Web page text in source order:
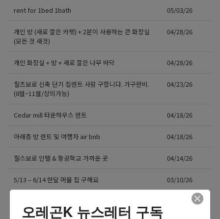
rent for 1bed 1bath 05/03/26
개인 방 (새로 깔은 카펫) + 2분이 사용하는 큰 화장실
(모든 것 새것)
04/28/26
개인 화장실 + 방 + 새로 깔은 나무 바닥 04/28/26
힐즈보로 신축 단기 집렌트 사람 구합니다. 가구완비.
(8월~11월/상의가능)
04/23/26
Cedar mill 타운하우스 렌트 04/18/26
아래층 방 렌트 및 여행자 air bnb 04/18/26
힐스보로 인텔 & 항공학교 가까운 곳 04/14/26
5/13 – 6/14 한달 머물 집 구해요 03/10/26
오레곤K 뉴스레터 구독